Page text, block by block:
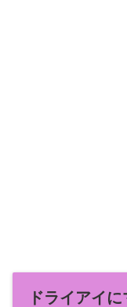
ドライアイ